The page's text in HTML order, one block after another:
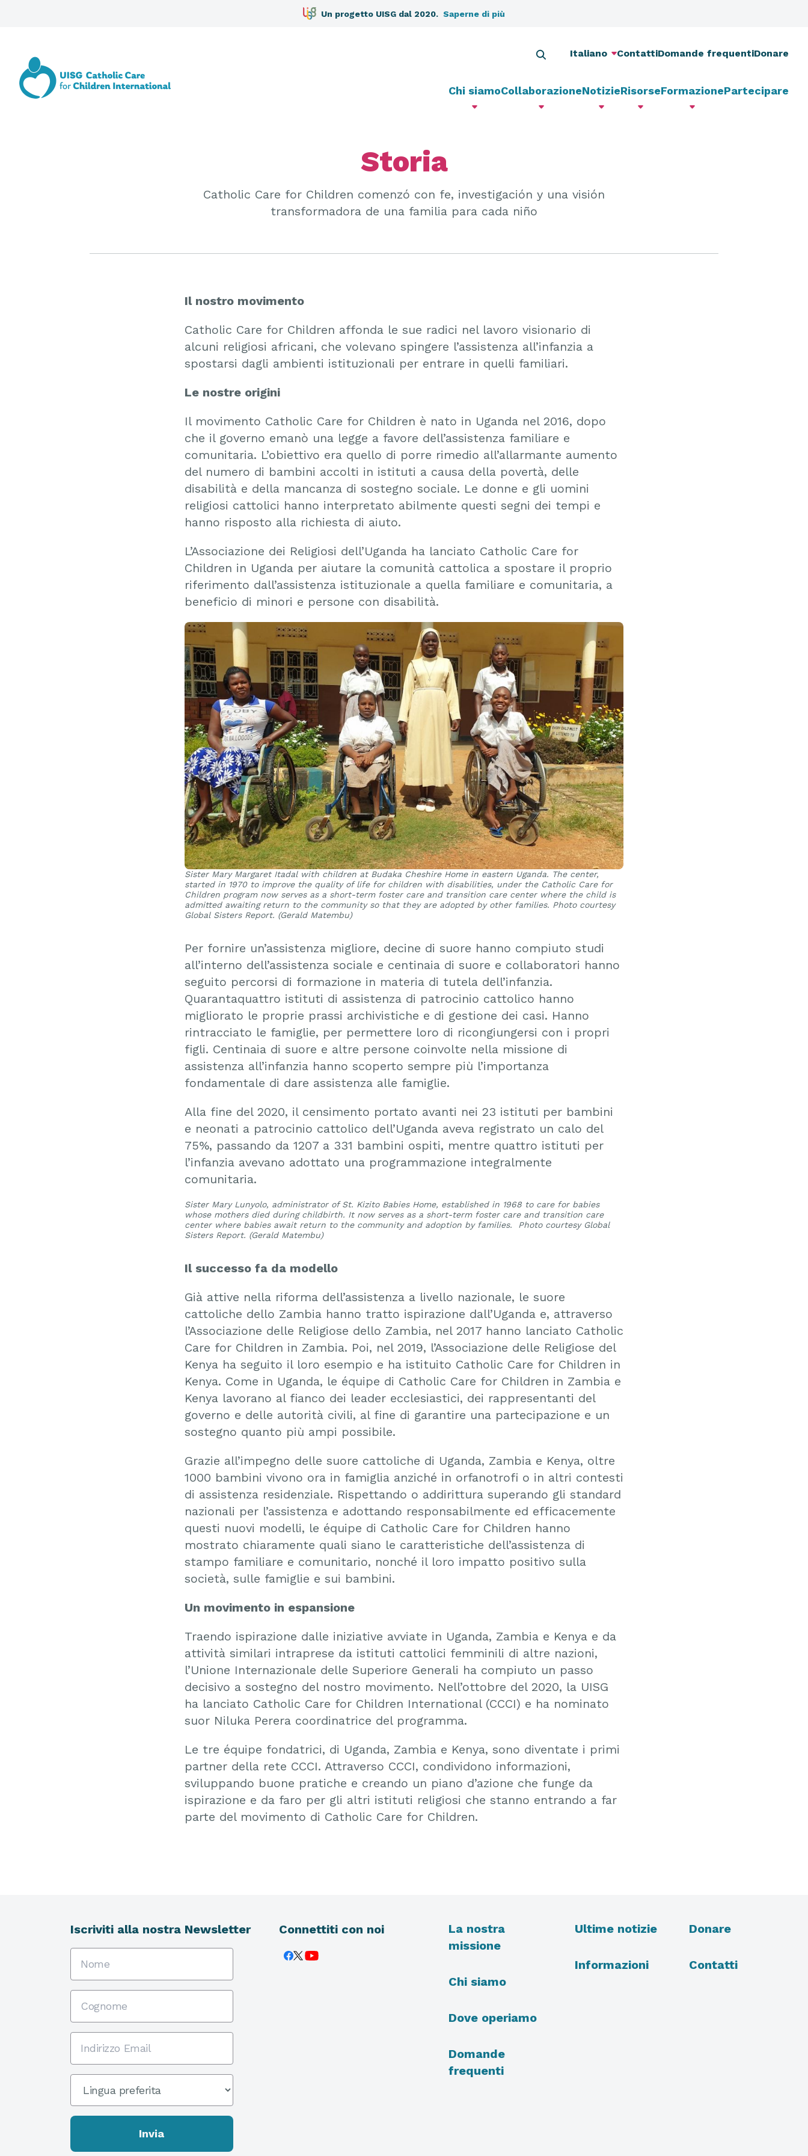
Un progetto UISG dal 2020. Saperne di più
Italiano ContattiDomande frequentiDonare
Chi siamoCollaborazioneNotizieRisorseFormazionePartecipare
Storia
Catholic Care for Children comenzó con fe, investigación y una visión
transformadora de una familia para cada niño
Il nostro movimento
Catholic Care for Children affonda le sue radici nel lavoro visionario di
alcuni religiosi africani, che volevano spingere l’assistenza all’infanzia a
spostarsi dagli ambienti istituzionali per entrare in quelli familiari.
Le nostre origini
Il movimento Catholic Care for Children è nato in Uganda nel 2016, dopo
che il governo emanò una legge a favore dell’assistenza familiare e
comunitaria. L’obiettivo era quello di porre rimedio all’allarmante aumento
del numero di bambini accolti in istituti a causa della povertà, delle
disabilità e della mancanza di sostegno sociale. Le donne e gli uomini
religiosi cattolici hanno interpretato abilmente questi segni dei tempi e
hanno risposto alla richiesta di aiuto.
L’Associazione dei Religiosi dell’Uganda ha lanciato Catholic Care for
Children in Uganda per aiutare la comunità cattolica a spostare il proprio
riferimento dall’assistenza istituzionale a quella familiare e comunitaria, a
beneficio di minori e persone con disabilità.
Sister Mary Margaret Itadal with children at Budaka Cheshire Home in eastern Uganda. The center,
started in 1970 to improve the quality of life for children with disabilities, under the Catholic Care for
Children program now serves as a short-term foster care and transition care center where the child is
admitted awaiting return to the community so that they are adopted by other families. Photo courtesy
Global Sisters Report. (Gerald Matembu)
Per fornire un’assistenza migliore, decine di suore hanno compiuto studi
all’interno dell’assistenza sociale e centinaia di suore e collaboratori hanno
seguito percorsi di formazione in materia di tutela dell’infanzia.
Quarantaquattro istituti di assistenza di patrocinio cattolico hanno
migliorato le proprie prassi archivistiche e di gestione dei casi. Hanno
rintracciato le famiglie, per permettere loro di ricongiungersi con i propri
figli. Centinaia di suore e altre persone coinvolte nella missione di
assistenza all’infanzia hanno scoperto sempre più l’importanza
fondamentale di dare assistenza alle famiglie.
Alla fine del 2020, il censimento portato avanti nei 23 istituti per bambini
e neonati a patrocinio cattolico dell’Uganda aveva registrato un calo del
75%, passando da 1207 a 331 bambini ospiti, mentre quattro istituti per
l’infanzia avevano adottato una programmazione integralmente
comunitaria.
Sister Mary Lunyolo, administrator of St. Kizito Babies Home, established in 1968 to care for babies
whose mothers died during childbirth. It now serves as a short-term foster care and transition care
center where babies await return to the community and adoption by families. Photo courtesy Global
Sisters Report. (Gerald Matembu)
Il successo fa da modello
Già attive nella riforma dell’assistenza a livello nazionale, le suore
cattoliche dello Zambia hanno tratto ispirazione dall’Uganda e, attraverso
l’Associazione delle Religiose dello Zambia, nel 2017 hanno lanciato Catholic
Care for Children in Zambia. Poi, nel 2019, l’Associazione delle Religiose del
Kenya ha seguito il loro esempio e ha istituito Catholic Care for Children in
Kenya. Come in Uganda, le équipe di Catholic Care for Children in Zambia e
Kenya lavorano al fianco dei leader ecclesiastici, dei rappresentanti del
governo e delle autorità civili, al fine di garantire una partecipazione e un
sostegno quanto più ampi possibile.
Grazie all’impegno delle suore cattoliche di Uganda, Zambia e Kenya, oltre
1000 bambini vivono ora in famiglia anziché in orfanotrofi o in altri contesti
di assistenza residenziale. Rispettando o addirittura superando gli standard
nazionali per l’assistenza e adottando responsabilmente ed efficacemente
questi nuovi modelli, le équipe di Catholic Care for Children hanno
mostrato chiaramente quali siano le caratteristiche dell’assistenza di
stampo familiare e comunitario, nonché il loro impatto positivo sulla
società, sulle famiglie e sui bambini.
Un movimento in espansione
Traendo ispirazione dalle iniziative avviate in Uganda, Zambia e Kenya e da
attività similari intraprese da istituti cattolici femminili di altre nazioni,
l’Unione Internazionale delle Superiore Generali ha compiuto un passo
decisivo a sostegno del nostro movimento. Nell’ottobre del 2020, la UISG
ha lanciato Catholic Care for Children International (CCCI) e ha nominato
suor Niluka Perera coordinatrice del programma.
Le tre équipe fondatrici, di Uganda, Zambia e Kenya, sono diventate i primi
partner della rete CCCI. Attraverso CCCI, condividono informazioni,
sviluppando buone pratiche e creando un piano d’azione che funge da
ispirazione e da faro per gli altri istituti religiosi che stanno entrando a far
parte del movimento di Catholic Care for Children.
Iscriviti alla nostra Newsletter Connettiti con noi
La nostra
missione
Chi siamo
Dove operiamo
Domande
frequenti
Ultime notizie
Informazioni
Donare
Contatti